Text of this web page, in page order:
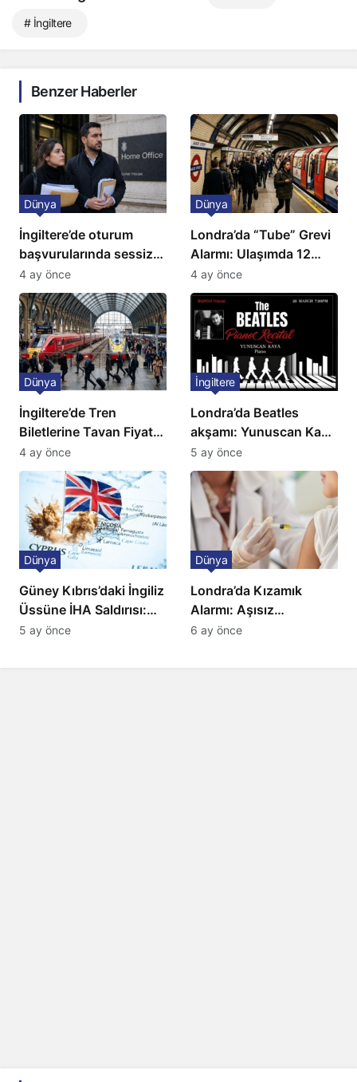
# İngiltere
Benzer Haberler
İngiltere’de oturum
başvurularında sessiz
kriz: Büyükelçilikten
açıklama!
Dünya
4 ay önce
Londra’da “Tube” Grevi
Alarmı: Ulaşımda 12
Günlük Kaos Kapıda
Dünya
4 ay önce
İngiltere’de Tren
Biletlerine Tavan Fiyat:
Ulaşımda Yeni
Düzenleme
Dünya
4 ay önce
Londra’da Beatles
akşamı: Yunuscan Kaya
klasik yorumuyla
sahnede
İngiltere
5 ay önce
Güney Kıbrıs’daki İngiliz
Üssüne İHA Saldırısı:
Patlama, Sirenler ve
Dünya
5 ay önce
Londra’da Kızamık
Alarmı: Aşısız
Öğrenciler Okullardan
Dünya
6 ay önce